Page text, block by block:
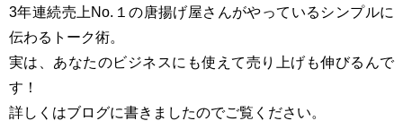
3年連続売上No.１の唐揚げ屋さんがやっているシンプルに
伝わるトーク術。
実は、あなたのビジネスにも使えて売り上げも伸びるんで
す！
詳しくはブログに書きましたのでご覧ください。